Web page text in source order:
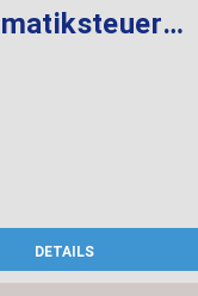
Telematiksteuergerät
DETAILS